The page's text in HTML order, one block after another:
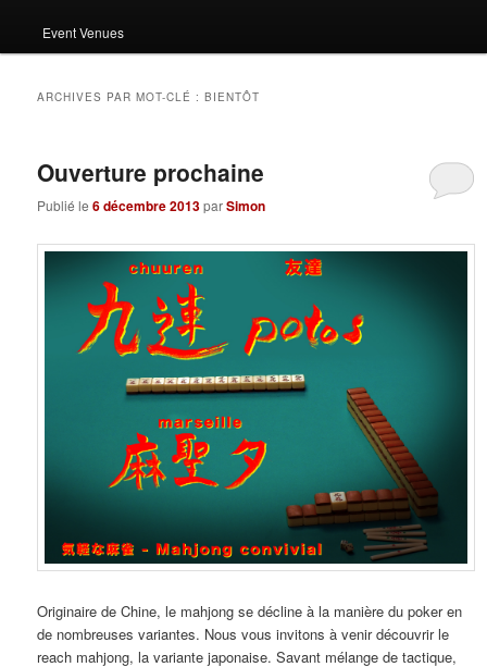
Event Venues
ARCHIVES PAR MOT-CLÉ :BIENTÔT
Ouverture prochaine
Publié le6 décembre 2013parSimon
Originaire de Chine, le mahjong se décline à la manière du poker en
de nombreuses variantes. Nous vous invitons à venir découvrir le
reach mahjong, la variante japonaise. Savant mélange de tactique,